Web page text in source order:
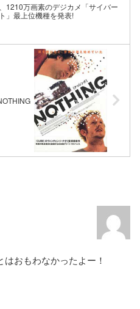
1210万画素のデジカメ「サイバー
」最上位機種を発表!
おもわなかったよー！